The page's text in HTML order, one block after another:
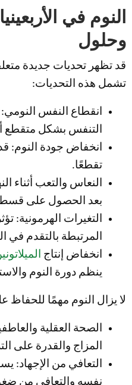
النوم في
وحلول
قد تظهر تحديات جديدة
تشمل هذه التحديات:
انقطاع النفس
التنفس بشكل متقطع
انخفاض جودة النوم:
تقطعًا.
النعاس والتعب أثناء
بعد الحصول على
التغيرات الهرمونية:
المرتبطة بالتقدم في
انخفاض إنتاج
ينظم دورة النوم
لا يزال النوم مهمًا للحفاظ
الصحة العقلية
المزاج والقدرة على
التعافي من الإجهاد:
نفسه والتعافي من